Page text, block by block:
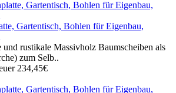
Gartentisch, Bohlen für Eigenbau,
und rustikale Massivholz Baumscheiben als
zum Selb..
234,45€